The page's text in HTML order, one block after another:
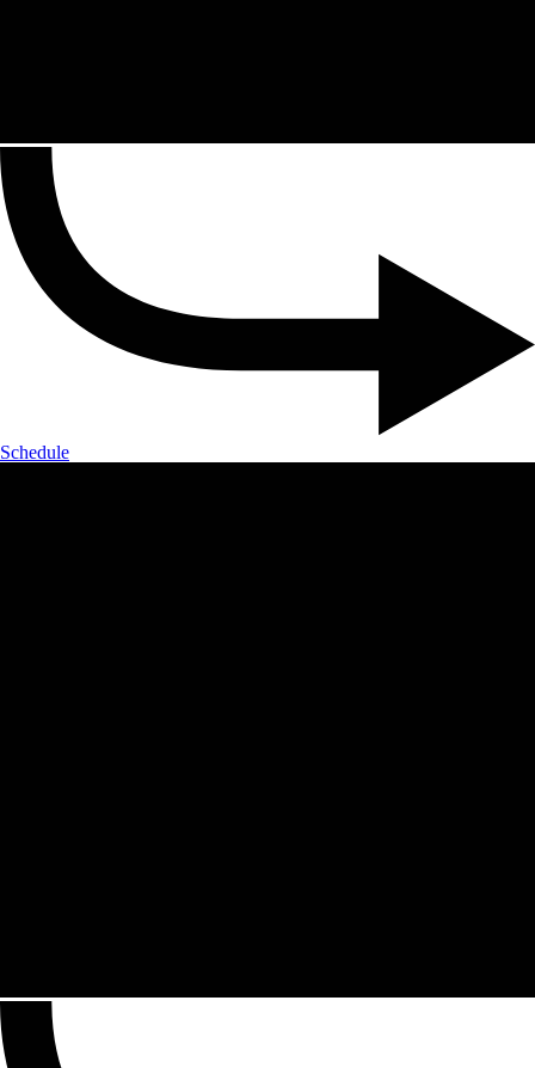
Schedule